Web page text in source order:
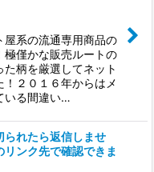
屋系の流通専用商品の
極僅かな販売ルートの
柄を厳選してネット
２０１６年からはメ
いる間違い…
られたら返信しませ
ンク先で確認できま